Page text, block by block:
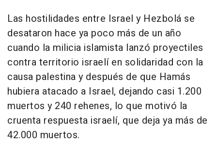
Las hostilidades entre Israel y Hezbolá se
desataron hace ya poco más de un año
cuando la milicia islamista lanzó proyectiles
contra territorio israelí en solidaridad con la
causa palestina y después de que Hamás
hubiera atacado a Israel, dejando casi 1.200
muertos y 240 rehenes, lo que motivó la
cruenta respuesta israelí, que deja ya más de
42.000 muertos.